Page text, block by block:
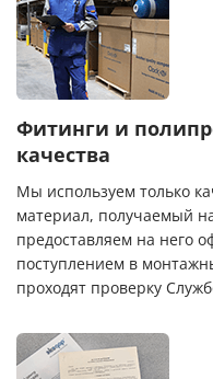
Фитинги и
качества
Мы используем только
материал, получаемый
предоставляем на него
поступлением в
проходят проверку